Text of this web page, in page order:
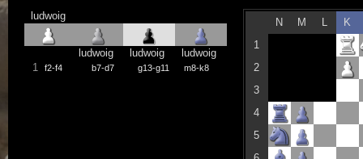
ludwoig
ludwoig ludwoig
ludwoig
1
f2-f4 b7-d7 g13-g11 m8-k8
N M
K
1
2
3
4
5